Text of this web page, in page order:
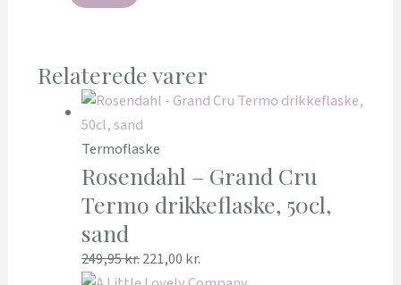
Relaterede varer
Termoflaske
Rosendahl – Grand Cru
Termo drikkeflaske, 50cl,
sand
249,95kr.221,00 kr.